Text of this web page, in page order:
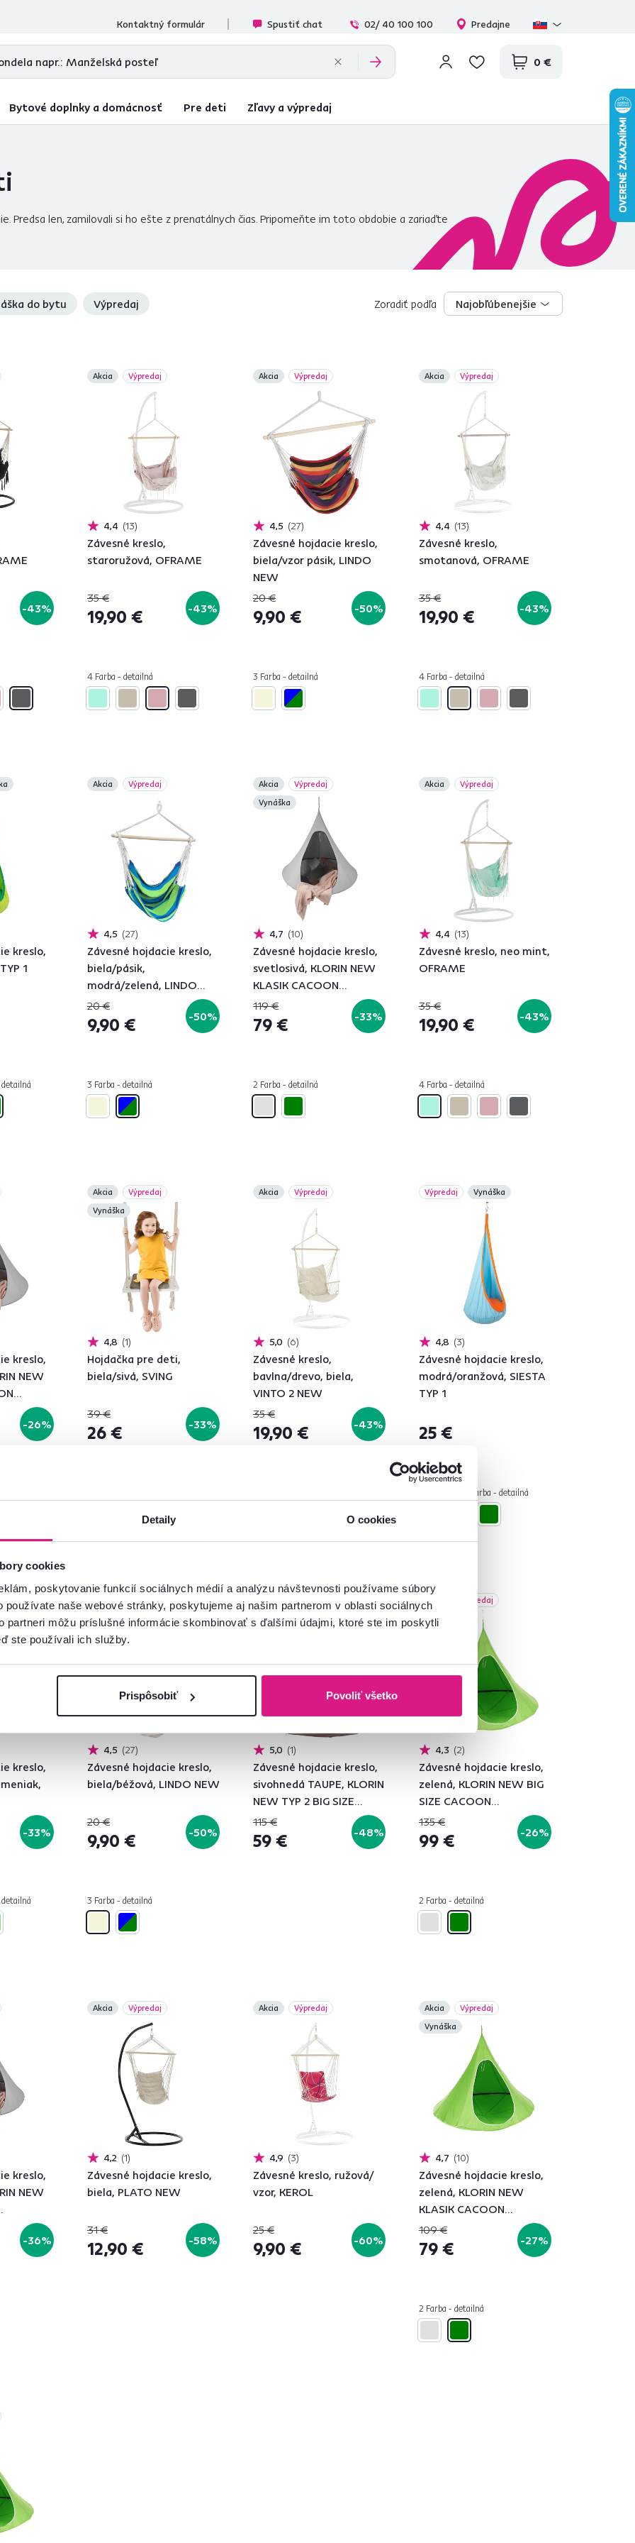
Detaily O cookies
cookies
poskytovanie funkcií sociálnych médií a analýzu návštevnosti používame súbory
používate naše webové stránky, poskytujeme aj našim partnerom v oblasti sociálnych
partneri môžu príslušné informácie skombinovať s ďalšími údajmi, ktoré ste im poskytli
ste používali ich služby.
Prispôsobiť Povoliť všetko
Kontaktný formulár
Spustiť chat 02/ 40 100 100 Predajne
0 €
Bytové doplnky a domácnosť Pre deti Zľavy a výpredaj
Predsa len, zamilovali si ho ešte z prenatálnych čias. Pripomeňte im toto obdobie a zariaďte
závesné hojdacie
, ktorá zahreje v
Dajte na naše rady, nechajte sa inšpirovať širokou ponukou a doprajte svojim deťom to
do bytu Výpredaj Najobľúbenejšie
Zoradiť podľa Najobľúbenejšie
-43%
Akcia Výpredaj
4,4 13
Závesné kreslo,
staroružová, OFRAME
35 €
19,90 € -43%
4 Farba - detailná
Akcia Výpredaj
4,5 27
Závesné hojdacie kreslo,
biela/vzor pásik, LINDO
NEW
20 €
9,90 € -50%
3 Farba - detailná
Akcia Výpredaj
4,4 13
Závesné kreslo,
smotanová, OFRAME
35 €
19,90 € -43%
4 Farba - detailná
kreslo,
1
Akcia Výpredaj
4,5 27
Závesné hojdacie kreslo,
biela/pásik,
modrá/zelená, LINDO
NEW
20 €
9,90 € -50%
3 Farba - detailná
Akcia
Výpredaj
Vynáška
4,7 10
Závesné hojdacie kreslo,
svetlosivá, KLORIN NEW
KLASIK CACOON
HAMMOCK
119 €
79 € -33%
2 Farba - detailná
Akcia Výpredaj
4,4 13
Závesné kreslo, neo mint,
OFRAME
35 €
19,90 € -43%
4 Farba - detailná
kreslo,
NEW
-26%
Akcia
Výpredaj
Vynáška
4,8 1
Hojdačka pre deti,
biela/sivá, SVING
39 €
26 € -33%
Akcia Výpredaj
5,0 6
Závesné kreslo,
bavlna/drevo, biela,
VINTO 2 NEW
35 €
19,90 € -43%
Výpredaj Vynáška
4,8 3
Závesné hojdacie kreslo,
modrá/oranžová, SIESTA
TYP 1
25 €
2 Materiál, 3 Farba - detailná
kreslo,
-33%
Akcia Výpredaj
4,5 27
Závesné hojdacie kreslo,
biela/béžová, LINDO NEW
20 €
9,90 € -50%
3 Farba - detailná
Akcia
Vynáška
5,0 1
Závesné hojdacie kreslo,
sivohnedá TAUPE, KLORIN
NEW TYP 2 BIG SIZE
CACOON HAMMOCK
115 €
59 € -48%
Akcia Výpredaj
4,3 2
Závesné hojdacie kreslo,
zelená, KLORIN NEW BIG
SIZE CACOON
HAMMOCK
135 €
99 € -26%
2 Farba - detailná
kreslo,
NEW
-36%
Akcia Výpredaj
4,2 1
Závesné hojdacie kreslo,
biela, PLATO NEW
31 €
12,90 € -58%
Akcia Výpredaj
4,9 3
Závesné kreslo, ružová/
vzor, KEROL
25 €
9,90 € -60%
Akcia
Výpredaj
Vynáška
4,7 10
Závesné hojdacie kreslo,
zelená, KLORIN NEW
KLASIK CACOON
HAMMOCK
109 €
79 € -27%
2 Farba - detailná